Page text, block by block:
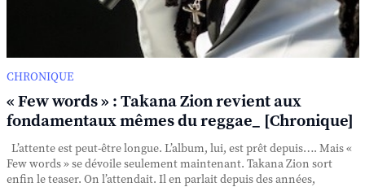
CHRONIQUE
« Few words » : Takana Zion revient aux
fondamentaux mêmes du reggae_ [Chronique]
L’attente est peut-être longue. L’album, lui, est prêt depuis…. Mais «
Few words » se dévoile seulement maintenant. Takana Zion sort
enfin le teaser. On l’attendait. Il en parlait depuis des années,